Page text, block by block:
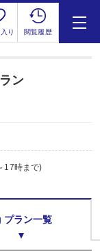
り 閲覧履歴
ン
17時まで)
プラン一覧